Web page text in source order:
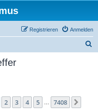
Anmelden
Registrieren
1von 7408
2 3 4 5 7408